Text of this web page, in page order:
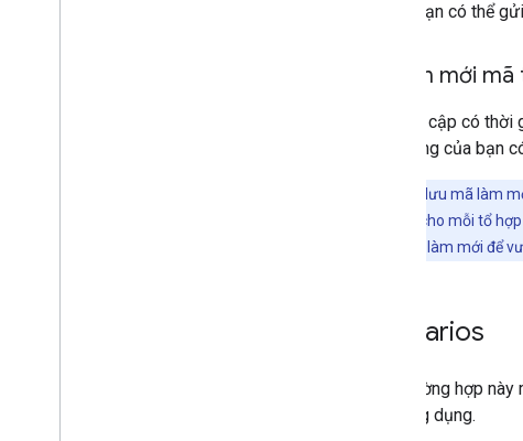
nhiên, bạn có thể
Làm mới
Mã truy cập có
ứng dụng của bạn
Hãy lưu mã làm
mới được cấp cho mỗi tổ
yêu cầu đủ mã làm mới để
Scenarios
Các trường hợp
loại ứng dụng.